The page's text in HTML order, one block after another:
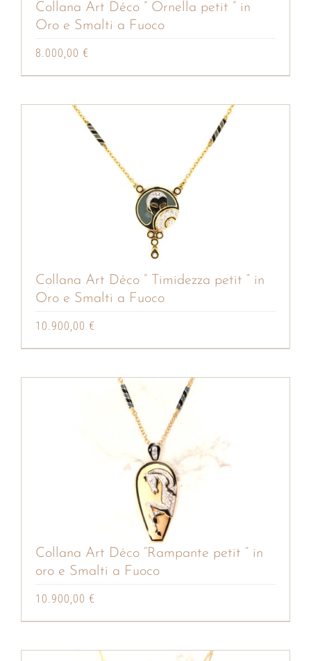
Collana Art Déco ” Ornella petit ” in
Oro e Smalti a Fuoco
8.000,00 €
Collana Art Déco ” Timidezza petit ” in
Oro e Smalti a Fuoco
10.900,00 €
Collana Art Déco “Rampante petit ” in
oro e Smalti a Fuoco
10.900,00 €